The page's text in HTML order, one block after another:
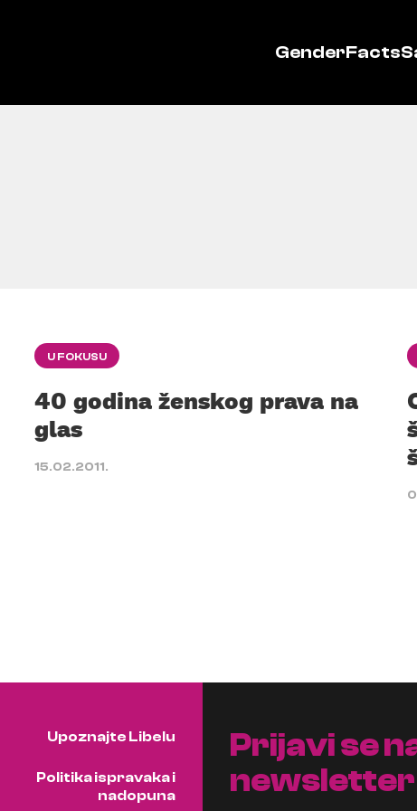
GenderFacts
U FOKUSU
40 godina ženskog prava na
glas
15.02.2011.
Upoznajte Libelu
Politika ispravaka i
nadopuna
Prijavi se
newsletter